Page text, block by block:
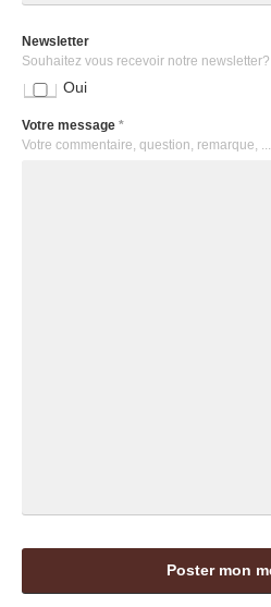
Newsletter
Souhaitez vous recevoir notre newsletter?
Oui
Votre message *
Votre commentaire, question, remarque, ...